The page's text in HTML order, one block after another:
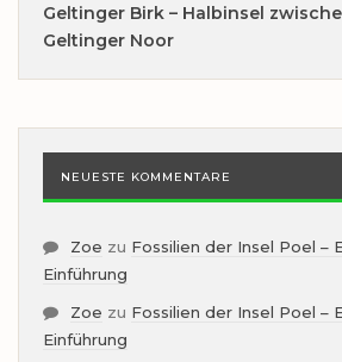
Geltinger Birk – Halbinsel
Geltinger Noor
NEUESTE KOMMENTARE
Zoe zu Fossilien der Insel Poel –
Einführung
Zoe zu Fossilien der Insel Poel –
Einführung